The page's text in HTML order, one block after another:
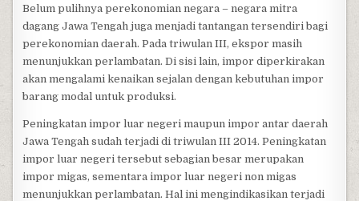
Belum pulihnya perekonomian negara – negara mitra
dagang Jawa Tengah juga menjadi tantangan tersendiri bagi
perekonomian daerah. Pada triwulan III, ekspor masih
menunjukkan perlambatan. Di sisi lain, impor diperkirakan
akan mengalami kenaikan sejalan dengan kebutuhan impor
barang modal untuk produksi.
Peningkatan impor luar negeri maupun impor antar daerah
Jawa Tengah sudah terjadi di triwulan III 2014. Peningkatan
impor luar negeri tersebut sebagian besar merupakan
impor migas, sementara impor luar negeri non migas
menunjukkan perlambatan. Hal ini mengindikasikan terjadi